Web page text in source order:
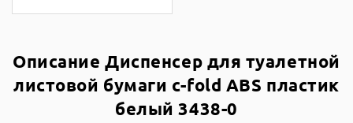
Описание Диспенсер для туалетной
листовой бумаги с-fold ABS пластик
белый 3438-0